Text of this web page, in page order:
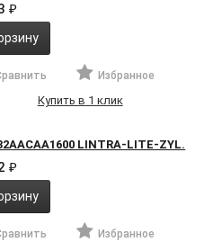
₽
Избранное
Купить в 1 клик
LINTRA-LITE-ZYL.
₽
Избранное